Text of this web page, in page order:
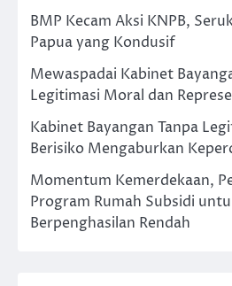
BMP Kecam Aksi KNPB,
Papua yang Kondusif
Mewaspadai Kabinet
Legitimasi Moral dan
Kabinet Bayangan Tanpa
Berisiko Mengaburkan
Momentum Kemerdekaan,
Program Rumah Subsidi
Berpenghasilan Rendah